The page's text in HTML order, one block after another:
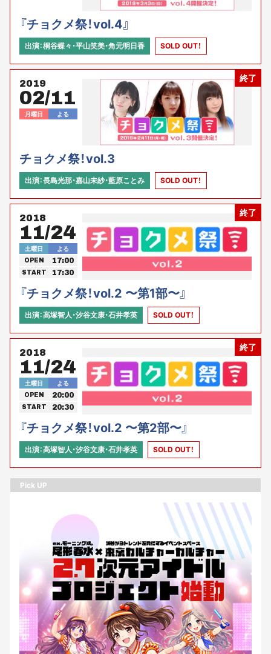
『チョクメ祭！vol.4』
出演：桐谷蝶々・平山笑美・角元明日香 SOLD OUT！
終了
2019
02/11
月曜日 よる
チョクメ祭！vol.3
出演：長島光那・嘉山未紗・藍原ことみ SOLD OUT！
終了
2018
11/24
土曜日 よる
OPEN 17:00
START 17:30
『チョクメ祭！vol.2 〜第1部〜』
出演：高塚智人・汐谷文康・石井孝英 SOLD OUT！
終了
2018
11/24
土曜日 よる
OPEN 20:00
START 20:30
『チョクメ祭！vol.2 〜第2部〜』
出演：高塚智人・汐谷文康・石井孝英 SOLD OUT！
Pick UP